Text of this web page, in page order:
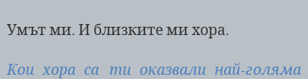
Умът ми. И близките ми хора.
Кои хора са ти оказвали най-голяма